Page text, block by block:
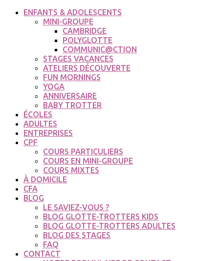
ENFANTS & ADOLESCENTS
MINI-GROUPE
CAMBRIDGE
POLYGLOTTE
COMMUNIC@CTION
STAGES VACANCES
ATELIERS DÉCOUVERTE
FUN MORNINGS
YOGA
ANNIVERSAIRE
BABY TROTTER
ÉCOLES
ADULTES
ENTREPRISES
CPF
COURS PARTICULIERS
COURS EN MINI-GROUPE
COURS MIXTES
À DOMICILE
CFA
BLOG
LE SAVIEZ-VOUS ?
BLOG GLOTTE-TROTTERS KIDS
BLOG GLOTTE-TROTTERS ADULTES
BLOG DES STAGES
FAQ
CONTACT